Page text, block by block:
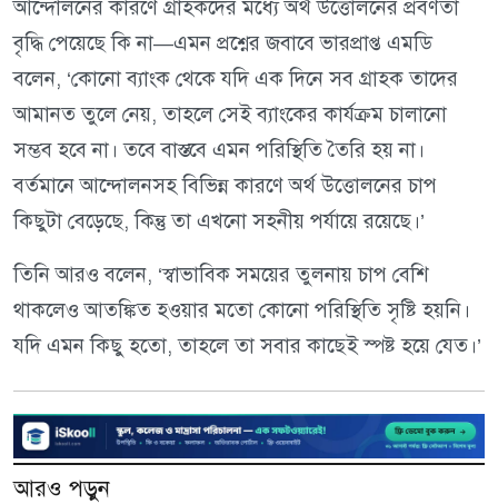
আন্দোলনের কারণে গ্রাহকদের মধ্যে অর্থ উত্তোলনের প্রবণতা
বৃদ্ধি পেয়েছে কি না—এমন প্রশ্নের জবাবে ভারপ্রাপ্ত এমডি
বলেন, ‘কোনো ব্যাংক থেকে যদি এক দিনে সব গ্রাহক তাদের
আমানত তুলে নেয়, তাহলে সেই ব্যাংকের কার্যক্রম চালানো
সম্ভব হবে না। তবে বাস্তবে এমন পরিস্থিতি তৈরি হয় না।
বর্তমানে আন্দোলনসহ বিভিন্ন কারণে অর্থ উত্তোলনের চাপ
কিছুটা বেড়েছে, কিন্তু তা এখনো সহনীয় পর্যায়ে রয়েছে।’
তিনি আরও বলেন, ‘স্বাভাবিক সময়ের তুলনায় চাপ বেশি
থাকলেও আতঙ্কিত হওয়ার মতো কোনো পরিস্থিতি সৃষ্টি হয়নি।
যদি এমন কিছু হতো, তাহলে তা সবার কাছেই স্পষ্ট হয়ে যেত।’
আরও পড়ুন